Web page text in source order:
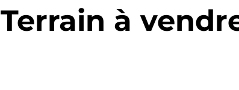
Terrain à